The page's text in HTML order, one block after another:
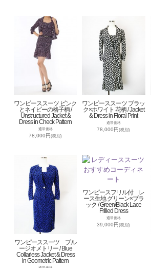
ワンピーススーツ ピンク
とネイビーの格子柄 /
Unstructured Jacket &
Dress in Check Pattern
通常価格
78,000円(税別)
ワンピーススーツ ブラッ
ク×ホワイト 花柄 / Jacket
& Dress in Floral Print
通常価格
78,000円(税別)
ワンピーススーツ ブル
ージオメトリー / Blue
Collarless Jacket & Dress
in Geometric Pattern
ワンピースフリル付 レ
ース生地 グリーン×ブラ
ック / Green/Black Lace
Frilled Dress
通常価格
39,000円(税別)